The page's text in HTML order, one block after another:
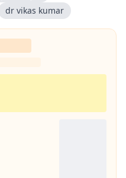
dr vikas kumar